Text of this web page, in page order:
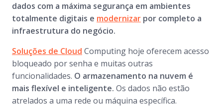
dados com a máxima segurança em ambientes
totalmente digitais e modernizar por completo a
infraestrutura do negócio.
Soluções de Cloud Computing hoje oferecem acesso
bloqueado por senha e muitas outras
funcionalidades. O armazenamento na nuvem é
mais flexível e inteligente. Os dados não estão
atrelados a uma rede ou máquina específica.